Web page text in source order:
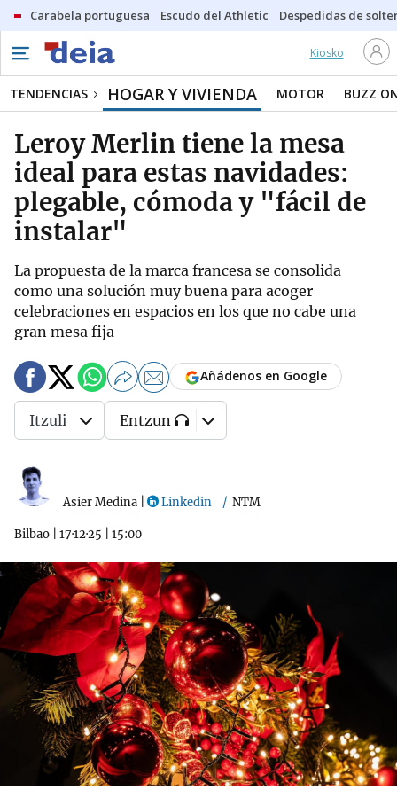
Carabela portuguesa Escudo del Athletic Despedidas de
Kiosko
TENDENCIAS HOGAR Y VIVIENDA MOTOR BUZZ
Leroy Merlin tiene la mesa
ideal para estas navidades:
plegable, cómoda y "fácil de
instalar"
La propuesta de la marca francesa se consolida
como una solución muy buena para acoger
celebraciones en espacios en los que no cabe una
gran mesa fija
Asier Medina Linkedin NTM
Bilbao 17·12·25 15:00
Añádenos en Google
Itzuli Entzun